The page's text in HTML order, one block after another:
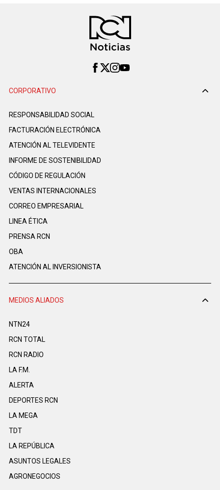
CORPORATIVO
RESPONSABILIDAD SOCIAL
FACTURACIÓN ELECTRÓNICA
ATENCIÓN AL TELEVIDENTE
INFORME DE SOSTENIBILIDAD
CÓDIGO DE REGULACIÓN
VENTAS INTERNACIONALES
CORREO EMPRESARIAL
LINEA ÉTICA
PRENSA RCN
OBA
ATENCIÓN AL INVERSIONISTA
MEDIOS ALIADOS
NTN24
RCN TOTAL
RCN RADIO
LA F.M.
ALERTA
DEPORTES RCN
LA MEGA
TDT
LA REPÚBLICA
ASUNTOS LEGALES
AGRONEGOCIOS